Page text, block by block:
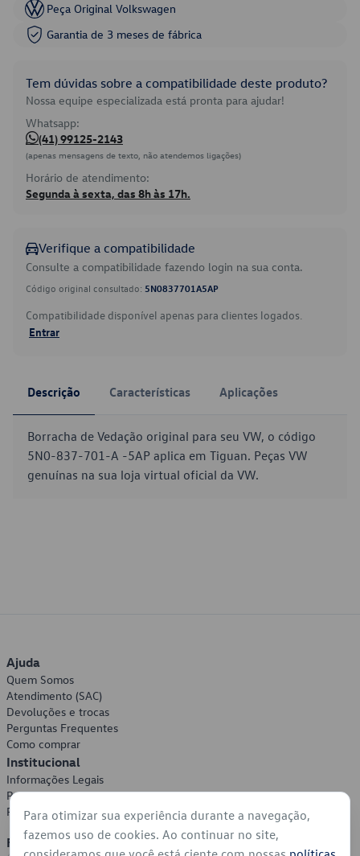
Peça Original Volkswagen
Garantia de 3 meses de fábrica
Tem dúvidas sobre a compatibilidade deste produto?
Nossa equipe especializada está pronta para ajudar!
Whatsapp:
(41) 99125-2143
(apenas mensagens de texto, não atendemos ligações)
Horário de atendimento:
Segunda à sexta, das 8h às 17h.
Verifique a compatibilidade
Consulte a compatibilidade fazendo login na sua conta.
Código original consultado: 5N0837701A5AP
Compatibilidade disponível apenas para clientes logados.
Entrar
Descrição Características Aplicações
Borracha de Vedação original para seu VW, o código
5N0-837-701-A -5AP aplica em Tiguan. Peças VW
genuínas na sua loja virtual oficial da VW.
Ajuda
Quem Somos
Atendimento (SAC)
Devoluções e trocas
Perguntas Frequentes
Como comprar
Institucional
Informações Legais
Política de Privacidade
Política de Cookies
Formas de Pagamento
Para otimizar sua experiência durante a navegação,
fazemos uso de cookies. Ao continuar no site,